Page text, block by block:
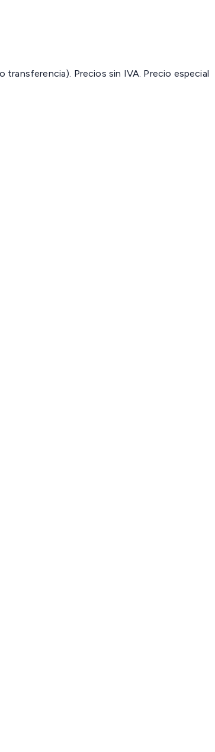
transferencia). Precios sin IVA. Precio especial